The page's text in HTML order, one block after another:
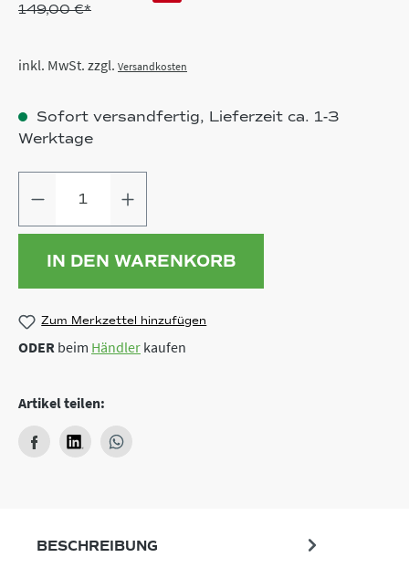
149,00 €*
inkl. MwSt. zzgl. Versandkosten
Sofort versandfertig, Lieferzeit ca. 1-3
Werktage
IN DEN WARENKORB
Zum Merkzettel hinzufügen
ODER beim Händler kaufen
Artikel teilen:
BESCHREIBUNG